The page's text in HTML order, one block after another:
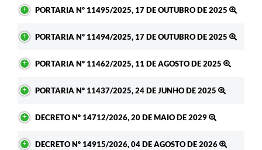
PORTARIA Nº 11495/2025, 17 DE OUTUBRO DE 2025
PORTARIA Nº 11494/2025, 17 DE OUTUBRO DE 2025
PORTARIA Nº 11462/2025, 11 DE AGOSTO DE 2025
PORTARIA Nº 11437/2025, 24 DE JUNHO DE 2025
DECRETO Nº 14712/2026, 20 DE MAIO DE 2029
DECRETO Nº 14915/2026, 04 DE AGOSTO DE 2026